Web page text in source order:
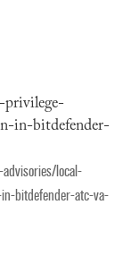
privilege-
in-bitdefender-
local-
bitdefender-atc-va-